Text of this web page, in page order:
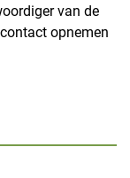
van de
opnemen